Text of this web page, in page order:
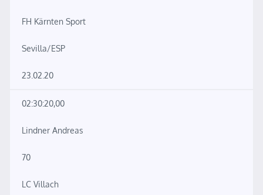
FH Kärnten Sport
Sevilla/ESP
23.02.20
02:30:20,00
Lindner Andreas
70
LC Villach